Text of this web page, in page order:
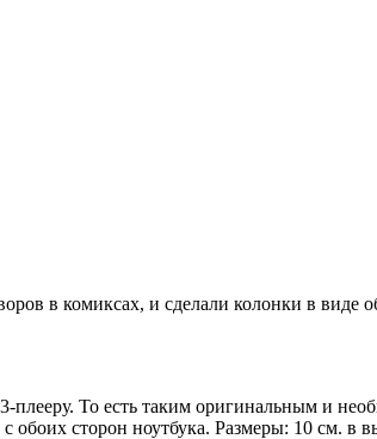
в комиксах, и сделали колонки в виде
плееру. То есть таким оригинальным и
обоих сторон ноутбука. Размеры: 10 см. в